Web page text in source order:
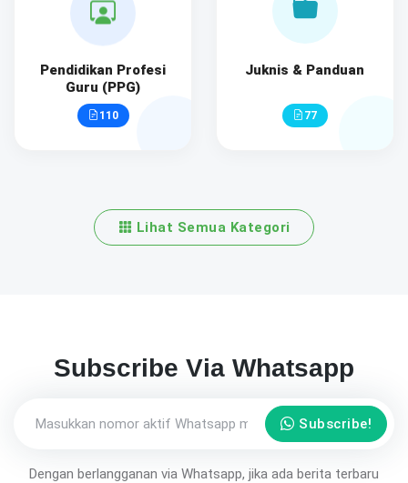
Pendidikan Profesi
Guru (PPG)
110
Juknis & Panduan
77
Lihat Semua Kategori
Subscribe Via Whatsapp
Subscribe!
Dengan berlangganan via Whatsapp, jika ada berita terbaru